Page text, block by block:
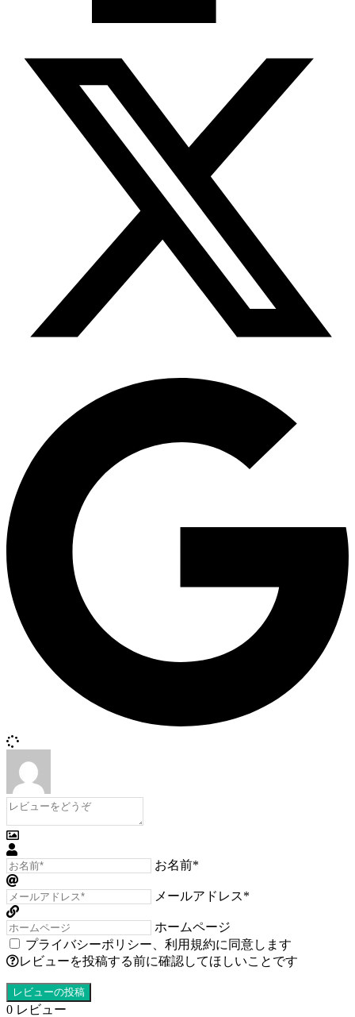
お名前*
メールアドレス*
ホームページ
プライバシーポリシー
利用規約に同意します
レビューを投稿する前に確認してほしいことです
0 レビュー